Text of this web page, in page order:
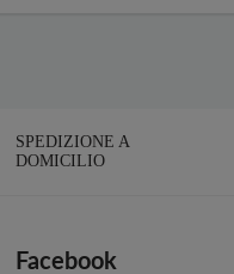
SPEDIZIONE A
DOMICILIO
Facebook